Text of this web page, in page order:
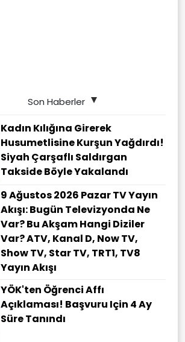
Son Haberler
Kadın Kılığına Girerek
Husumetlisine Kurşun Yağdırdı!
Siyah Çarşaflı Saldırgan
Takside Böyle Yakalandı
9 Ağustos 2026 Pazar TV Yayın
Akışı: Bugün Televizyonda Ne
Var? Bu Akşam Hangi Diziler
Var? ATV, Kanal D, Now TV,
Show TV, Star TV, TRT1, TV8
Yayın Akışı
YÖK'ten Öğrenci Affı
Açıklaması! Başvuru Için 4 Ay
Süre Tanındı